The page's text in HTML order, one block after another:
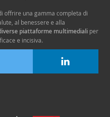
offrire una gamma completa di
al benessere e alla
piattaforme multimediali per
e incisiva.